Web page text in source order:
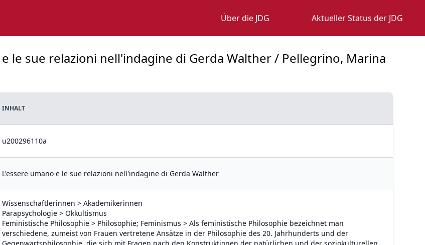
Über die JDG Aktueller Status der JDG
le sue relazioni nell'indagine di Gerda Walther / Pellegrino, Marina
INHALT
u200296110a
L'essere umano e le sue relazioni nell'indagine di Gerda Walther
Wissenschaftlerinnen > Akademikerinnen
Parapsychologie > Okkultismus
Feministische Philosophie > Philosophie; Feminismus > Als feministische Philosophie bezeichnet man
verschiedene, zumeist von Frauen vertretene Ansätze in der Philosophie des 20. Jahrhunderts und der